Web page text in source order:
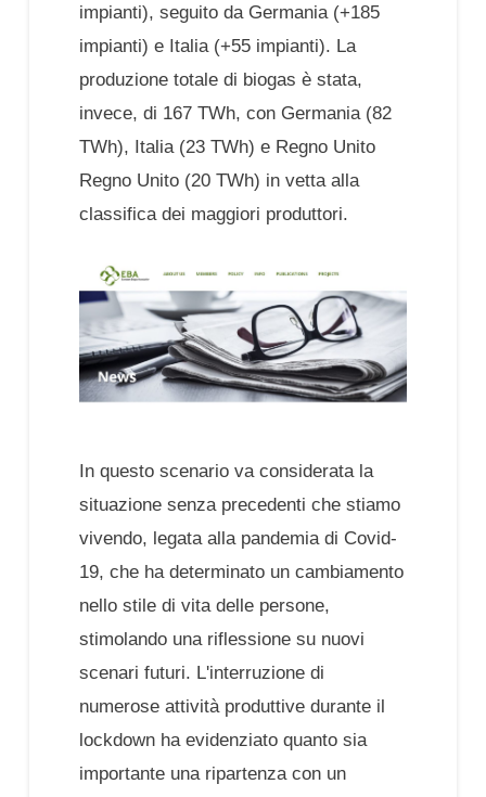
impianti), seguito da Germania (+185
impianti) e Italia (+55 impianti). La
produzione totale di biogas è stata,
invece, di 167 TWh, con Germania (82
TWh), Italia (23 TWh) e Regno Unito
Regno Unito (20 TWh) in vetta alla
classifica dei maggiori produttori.
In questo scenario va considerata la
situazione senza precedenti che stiamo
vivendo, legata alla pandemia di Covid-
19, che ha determinato un cambiamento
nello stile di vita delle persone,
stimolando una riflessione su nuovi
scenari futuri. L'interruzione di
numerose attività produttive durante il
lockdown ha evidenziato quanto sia
importante una ripartenza con un